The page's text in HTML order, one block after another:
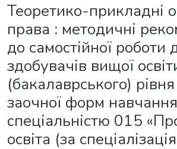
Теоретико-прикладні
права : методичні
до самостійної роботи
здобувачів вищої
(бакалаврського)
заочної форм
спеціальністю 015
освіта (за